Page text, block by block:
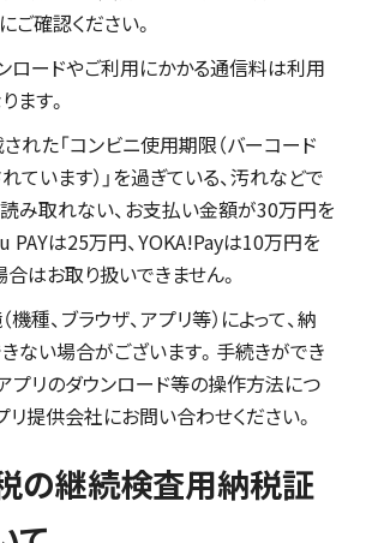
ご確認ください。
ロードやご利用にかかる通信料は利用
ます。
れた「コンビニ使用期限（バーコード
ています）」を過ぎている、汚れなどで
み取れない、お支払い金額が30万円を
PAYは25万円、YOKA!Payは10万円を
合はお取り扱いできません。
種、ブラウザ、アプリ等）によって、納
ない場合がございます。手続きができ
プリのダウンロード等の操作方法につ
リ提供会社にお問い合わせください。
の継続検査用納税証